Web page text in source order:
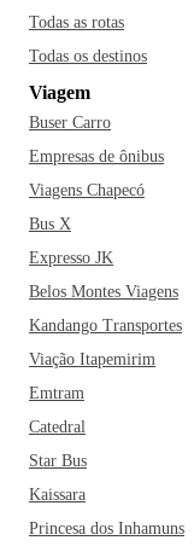
Todas as rotas
Todas os destinos
Viagem
Buser Carro
Empresas de ônibus
Viagens Chapecó
Bus X
Expresso JK
Belos Montes Viagens
Kandango Transportes
Viação Itapemirim
Emtram
Catedral
Star Bus
Kaissara
Princesa dos Inhamuns